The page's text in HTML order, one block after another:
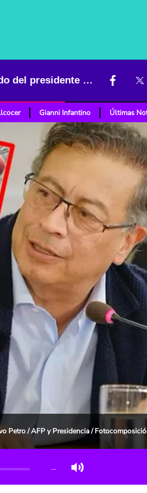
El de ‘Papá Pitufo’ puede convertirse en el escándalo más recordado del presidente Petro
Gianni Infantino Últimas
Petro / AFP y Presidencia /
…